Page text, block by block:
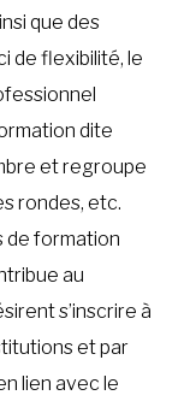
que des
de flexibilité, le
dite
et regroupe
rondes, etc.
de formation
au
s’inscrire à
et par
lien avec le